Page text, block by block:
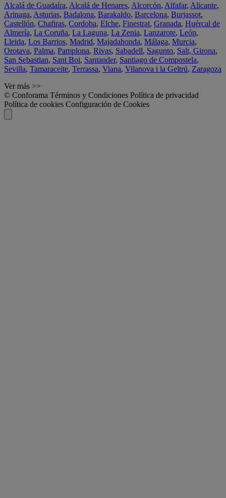
Alcalá de Guadaíra, Alcalá de Henares, Alcorcón, Alfafar, Alicante,
Arinaga, Asturias, Badalona, Barakaldo, Barcelona, Burjassot,
Castellón, Chafiras, Cordoba, Elche, Finestrat, Granada, Huércal de
Almería, La Coruña, La Laguna, La Zenia, Lanzarote, León,
Lleida, Los Barrios, Madrid, Majadahonda, Málaga, Murcia,
Orotava, Palma, Pamplona, Rivas, Sabadell, Sagunto, Salt, Girona,
San Sebastian, Sant Boi, Santander, Santiago de Compostela,
Sevilla, Tamaraceite, Terrassa, Viana, Vilanova i la Geltrú, Zaragoza
Ver más >>
© Conforama Términos y Condiciones Política de privacidad
Política de cookies Configuración de Cookies